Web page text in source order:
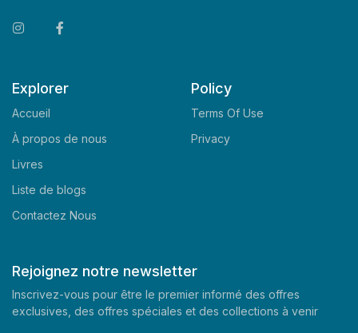
Explorer
Accueil
À propos de nous
Livres
Liste de blogs
Contactez Nous
Policy
Terms Of Use
Privacy
Rejoignez notre newsletter
Inscrivez-vous pour être le premier informé des offres
exclusives, des offres spéciales et des collections à venir